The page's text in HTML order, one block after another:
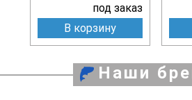
под заказ
В корзину
Наши